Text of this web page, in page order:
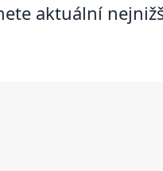
aktuální